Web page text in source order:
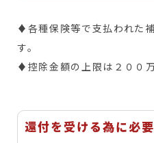
♦各種保険等で支払われた
す。
♦控除金額の上限は２００
還付を受ける為に必